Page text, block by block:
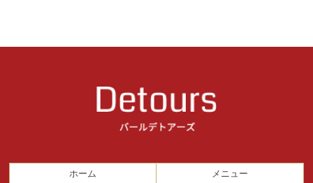
ホーム メニュー